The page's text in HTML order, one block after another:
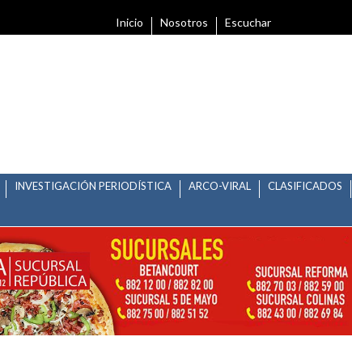
Inicio Nosotros Escuchar
INVESTIGACIÓN PERIODÍSTICA ARCO-VIRAL
CLASIFICADOS